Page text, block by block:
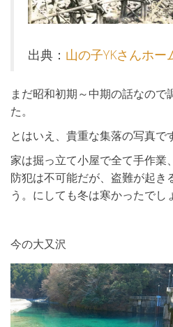
出典： 山の子YKさんホー
まだ昭和初期～中期の話なので
た。
とはいえ、貴重な集落の写真で
家は掘っ立て小屋で全て手作業
防犯は不可能だが、盗難が起き
う。にしても冬は寒かったでし
今の大又沢